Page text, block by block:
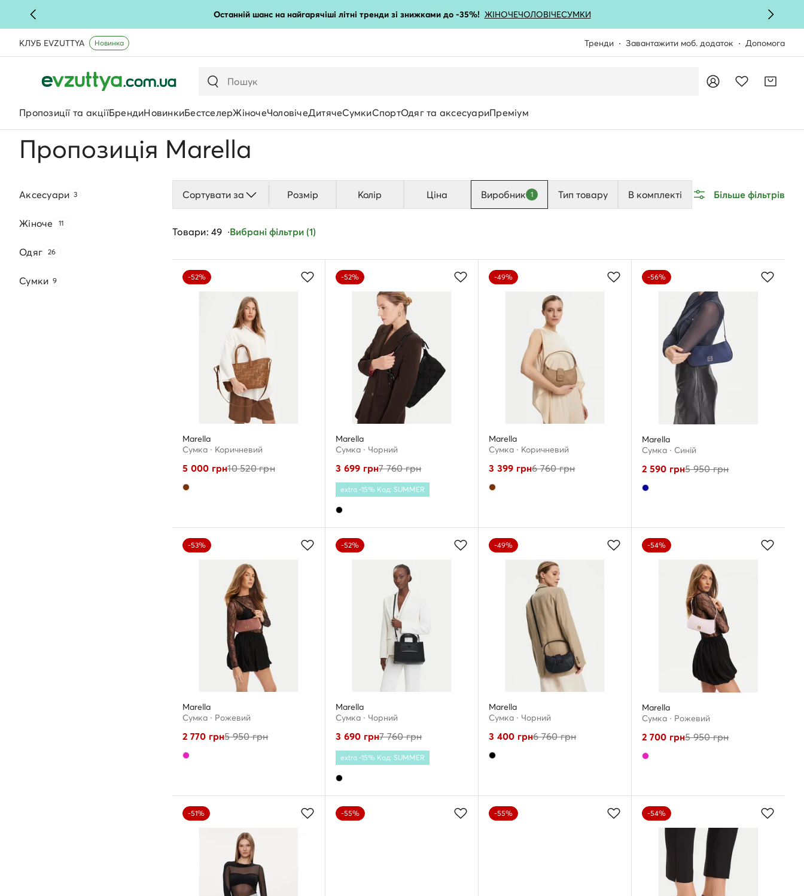
Останній шанс на найгарячіші літні тренди зі знижками до -35%! ЖІНОЧЕЧОЛОВІЧЕСУМКИ
КЛУБ EVZUTTYA Новинка Тренди Завантажити моб. додаток Допомога
Пропозиції та акціїБрендиНовинкиБестселерЖіночеЧоловічеДитячеСумкиСпортОдяг та аксесуариПреміум
Пропозиція Marella
Аксесуари 3
Жіноче 11
Одяг 26
Сумки 9
Сортувати за Розмір Колір Ціна Виробник 1 Тип товару В комплекті Більше фільтрів
Товари: 49 Вибрані фільтри (1)
-52%
Marella
Сумка · Коричневий
5 000 грн10 520грн
-52%
Marella
Сумка · Чорний
3 699 грн7 760грн
extra -15% Код: SUMMER
-49%
Marella
Сумка · Коричневий
3 399 грн6 760грн
-56%
Marella
Сумка · Cиній
2 590 грн5 950грн
-53%
Marella
Сумка · Рожевий
2 770 грн5 950грн
-52%
Marella
Сумка · Чорний
3 690 грн7 760грн
extra -15% Код: SUMMER
-49%
Marella
Сумка · Чорний
3 400 грн6 760грн
-54%
Marella
Сумка · Рожевий
2 700 грн5 950грн
-51% -55% -55% -54%